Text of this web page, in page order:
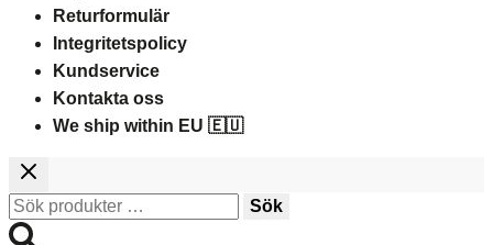
Returformulär
Integritetspolicy
Kundservice
Kontakta oss
We ship within EU 🇪🇺
Sök
efter:
Sök